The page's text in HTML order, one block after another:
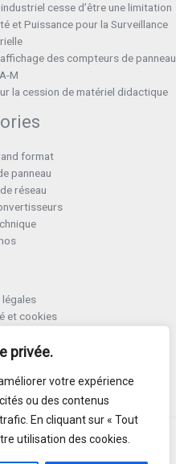
privée.
votre expérience
ou des contenus
En cliquant sur « Tout
utilisation des cookies.
cesse d’être une limitation
et Puissance pour la Surveillance
des compteurs de panneau
M
la cession de matériel didactique
format
panneau
réseau
et cookies
RMA
© 2026